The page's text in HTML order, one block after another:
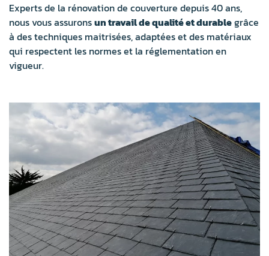
Experts de la rénovation de couverture depuis 40 ans,
nous vous assuronsun travail de qualité et durablegrâce
à des techniques maitrisées, adaptées et des matériaux
qui respectent les normes et la réglementation en
vigueur.